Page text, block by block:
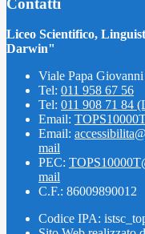
Liceo Scientifico,
Darwin"
Viale Papa
Tel: 011 958 67 56
Tel: 011 908 71 84
Email:
Email:
mail
PEC:
mail
C.F.: 86009890012
Codice IPA: